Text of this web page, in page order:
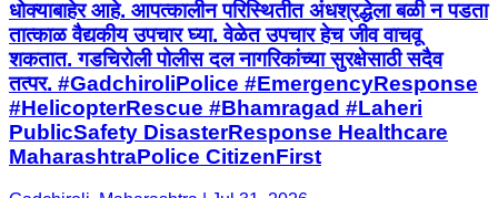
धोक्याबाहेर आहे. आपत्कालीन परिस्थितीत अंधश्रद्धेला बळी न पडता
तात्काळ वैद्यकीय उपचार घ्या. वेळेत उपचार हेच जीव वाचवू
शकतात. गडचिरोली पोलीस दल नागरिकांच्या सुरक्षेसाठी सदैव
तत्पर. #GadchiroliPolice #EmergencyResponse
#HelicopterRescue #Bhamragad #Laheri
PublicSafety DisasterResponse Healthcare
MaharashtraPolice CitizenFirst